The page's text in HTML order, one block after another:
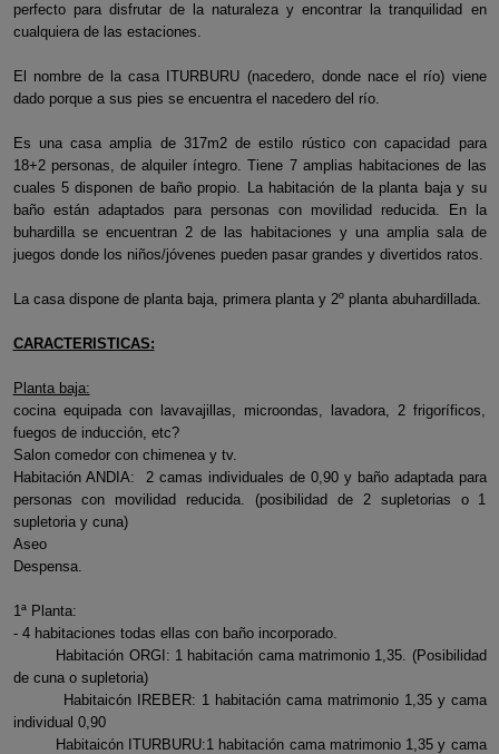
perfecto para disfrutar de la naturaleza y encontrar la tranquilidad en
cualquiera de las estaciones.
El nombre de la casa ITURBURU (nacedero, donde nace el río) viene
dado porque a sus pies se encuentra el nacedero del río.
Es una casa amplia de 317m2 de estilo rústico con capacidad para
18+2 personas, de alquiler íntegro. Tiene 7 amplias habitaciones de las
cuales 5 disponen de baño propio. La habitación de la planta baja y su
baño están adaptados para personas con movilidad reducida. En la
buhardilla se encuentran 2 de las habitaciones y una amplia sala de
juegos donde los niños/jóvenes pueden pasar grandes y divertidos ratos.
La casa dispone de planta baja, primera planta y 2º planta abuhardillada.
CARACTERISTICAS:
Planta baja:
cocina equipada con lavavajillas, microondas, lavadora, 2 frigoríficos,
fuegos de inducción, etc?
Salon comedor con chimenea y tv.
Habitación ANDIA: 2 camas individuales de 0,90 y baño adaptada para
personas con movilidad reducida. (posibilidad de 2 supletorias o 1
supletoria y cuna)
Aseo
Despensa.
1ª Planta:
- 4 habitaciones todas ellas con baño incorporado.
Habitación ORGI: 1 habitación cama matrimonio 1,35. (Posibilidad
de cuna o supletoria)
Habitaicón IREBER: 1 habitación cama matrimonio 1,35 y cama
individual 0,90
Habitaicón ITURBURU:1 habitación cama matrimonio 1,35 y cama